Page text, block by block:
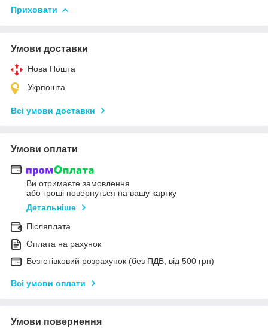
Приховати
Умови доставки
Нова Пошта
Укрпошта
Всі умови доставки
Умови оплати
Ви отримаєте замовлення
або гроші повернуться на вашу картку
Детальніше
Післяплата
Оплата на рахунок
Безготівковий розрахунок (без ПДВ, від 500 грн)
Всі умови оплати
Умови повернення